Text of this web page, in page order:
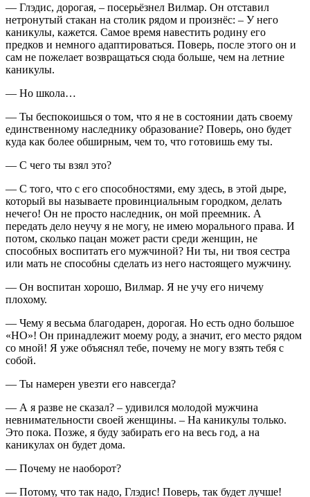
— Глэдис, дорогая, – посерьёзнел Вилмар. Он отставил
нетронутый стакан на столик рядом и произнёс: – У него
каникулы, кажется. Самое время навестить родину его
предков и немного адаптироваться. Поверь, после этого он и
сам не пожелает возвращаться сюда больше, чем на летние
каникулы.
— Но школа…
— Ты беспокоишься о том, что я не в состоянии дать своему
единственному наследнику образование? Поверь, оно будет
куда как более обширным, чем то, что готовишь ему ты.
— С чего ты взял это?
— С того, что с его способностями, ему здесь, в этой дыре,
который вы называете провинциальным городком, делать
нечего! Он не просто наследник, он мой преемник. А
передать дело неучу я не могу, не имею морального права. И
потом, сколько пацан может расти среди женщин, не
способных воспитать его мужчиной? Ни ты, ни твоя сестра
или мать не способны сделать из него настоящего мужчину.
— Он воспитан хорошо, Вилмар. Я не учу его ничему
плохому.
— Чему я весьма благодарен, дорогая. Но есть одно большое
«НО»! Он принадлежит моему роду, а значит, его место рядом
со мной! Я уже объяснял тебе, почему не могу взять тебя с
собой.
— Ты намерен увезти его навсегда?
— А я разве не сказал? – удивился молодой мужчина
невнимательности своей женщины. – На каникулы только.
Это пока. Позже, я буду забирать его на весь год, а на
каникулах он будет дома.
— Почему не наоборот?
— Потому, что так надо, Глэдис! Поверь, так будет лучше!